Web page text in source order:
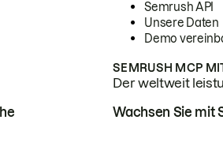
Semrush API
Unsere Daten
Demo
SEMRUSH MCP
Der weltweit
Wachsen Sie mit